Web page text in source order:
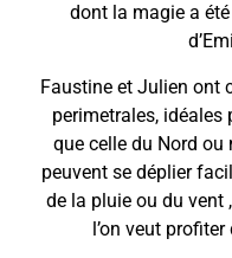
dont la magie a
Faustine et Julien ont
perimetrales, idéales
que celle du Nord
peuvent se déplier
de la pluie ou du vent
l’on veut profiter